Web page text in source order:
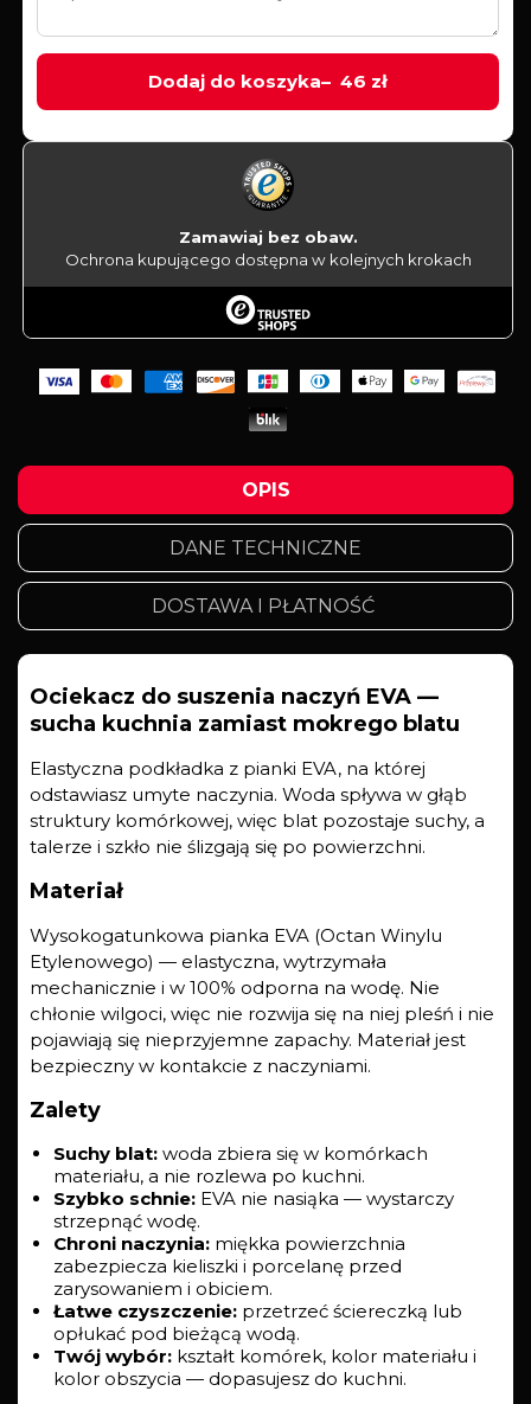
Dodaj do koszyka 46 zł
OPIS
DANE TECHNICZNE
DOSTAWA I PŁATNOŚĆ
Ociekacz do suszenia naczyń EVA —
sucha kuchnia zamiast mokrego blatu
Elastyczna podkładka z pianki EVA, na której
odstawiasz umyte naczynia. Woda spływa w głąb
struktury komórkowej, więc blat pozostaje suchy, a
talerze i szkło nie ślizgają się po powierzchni.
Materiał
Wysokogatunkowa pianka EVA (Octan Winylu
Etylenowego) — elastyczna, wytrzymała
mechanicznie i w 100% odporna na wodę. Nie
chłonie wilgoci, więc nie rozwija się na niej pleśń i nie
pojawiają się nieprzyjemne zapachy. Materiał jest
bezpieczny w kontakcie z naczyniami.
Zalety
Suchy blat: woda zbiera się w komórkach
materiału, a nie rozlewa po kuchni.
Szybko schnie: EVA nie nasiąka — wystarczy
strzepnąć wodę.
Chroni naczynia: miękka powierzchnia
zabezpiecza kieliszki i porcelanę przed
zarysowaniem i obiciem.
Łatwe czyszczenie: przetrzeć ściereczką lub
opłukać pod bieżącą wodą.
Twój wybór: kształt komórek, kolor materiału i
kolor obszycia — dopasujesz do kuchni.